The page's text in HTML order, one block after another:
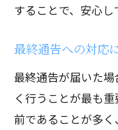
することで、安心し
最終通告への対応
最終通告が届いた
く行うことが最も
前であることが多